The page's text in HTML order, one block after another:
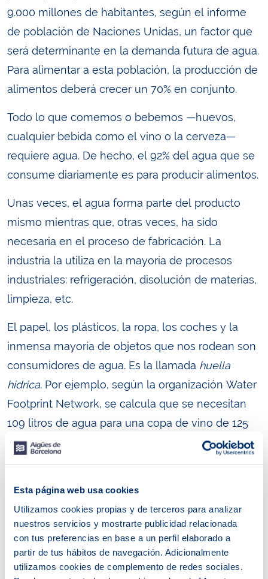
Esta página web usa cookies
Utilizamos cookies propias y de terceros para analizar
nuestros servicios y mostrarte publicidad relacionada
con tus preferencias en base a un perfil elaborado a
partir de tus hábitos de navegación. Adicionalmente
utilizamos cookies de complemento de redes sociales.
9.000 millones de habitantes, según el informe
de población de Naciones Unidas, un factor que
será determinante en la demanda futura de agua.
Para alimentar a esta población, la producción de
alimentos deberá crecer un 70% en conjunto.
Todo lo que comemos o bebemos —huevos,
cualquier bebida como el vino o la cerveza—
requiere agua. De hecho, el 92% del agua que se
consume diariamente es para producir alimentos.
Unas veces, el agua forma parte del producto
mismo mientras que, otras veces, ha sido
necesaria en el proceso de fabricación. La
industria la utiliza en la mayoría de procesos
industriales: refrigeración, disolución de materias,
limpieza, etc.
El papel, los plásticos, la ropa, los coches y la
inmensa mayoría de objetos que nos rodean son
consumidores de agua. Es la llamada huella
hídrica. Por ejemplo, según la organización Water
Footprint Network, se calcula que se necesitan
109 litros de agua para una copa de vino de 125
ml, 560 litros para producir un kilo de naranjas o
Otro futuro es posible
El cambio climático tiene un impacto directo
cada vez mayor en nuestro día a día y se debe a
causas naturales pero, sobre todo, a la acción del
hombre. El mundo industrializado ha provocado